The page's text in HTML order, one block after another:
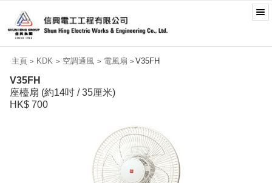
主頁 > KDK > 空調通風 > 電風扇 > V35FH
V35FH
座檯扇 (約14吋 / 35厘米)
HK$ 700